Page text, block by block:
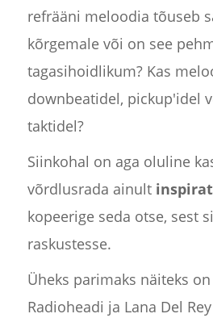
refrääni meloodia tõuseb
kõrgemale või on see
tagasihoidlikum? Kas
downbeatidel, pickup'idel
taktidel?
Siinkohal on aga oluline
võrdlusrada ainult
kopeerige seda otse, sest
raskustesse.
Üheks parimaks näiteks
Radioheadi ja Lana Del